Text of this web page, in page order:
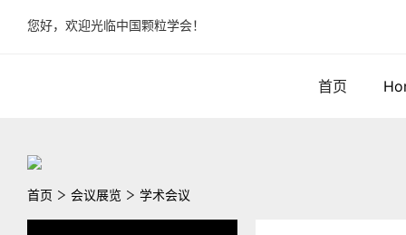
您好，欢迎光临中国颗粒学会！
首页
首页 会议展览 学术会议